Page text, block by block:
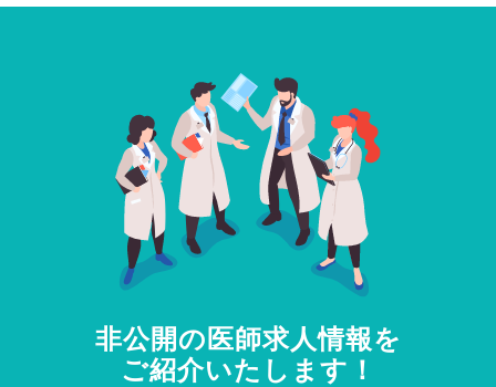
非公開の医師求人情報を
ご紹介いたします！